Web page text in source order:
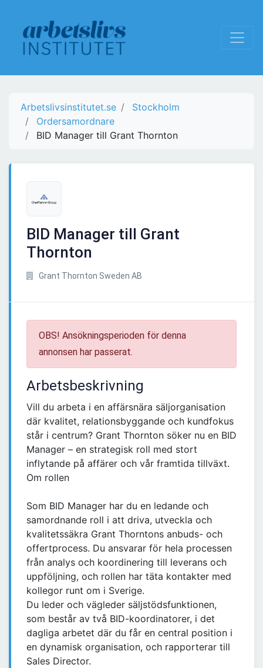
Arbetslivsinstitutet.se
Stockholm
Ordersamordnare
BID Manager till Grant Thornton
BID Manager till Grant
Thornton
Grant Thornton Sweden AB
OBS! Ansökningsperioden för denna
annonsen har passerat.
Arbetsbeskrivning
Vill du arbeta i en affärsnära säljorganisation
där kvalitet, relationsbyggande och kundfokus
står i centrum? Grant Thornton söker nu en BID
Manager – en strategisk roll med stort
inflytande på affärer och vår framtida tillväxt.
Om rollen
Som BID Manager har du en ledande och
samordnande roll i att driva, utveckla och
kvalitetssäkra Grant Thorntons anbuds- och
offertprocess. Du ansvarar för hela processen
från analys och koordinering till leverans och
uppföljning, och rollen har täta kontakter med
kollegor runt om i Sverige.
Du leder och vägleder säljstödsfunktionen,
som består av två BID-koordinatorer, i det
dagliga arbetet där du får en central position i
en dynamisk organisation, och rapporterar till
Sales Director.